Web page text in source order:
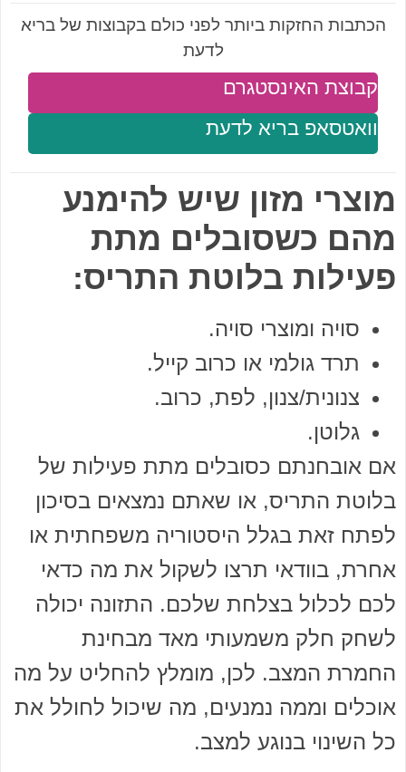
הכתבות החזקות ביותר לפני כולם בקבוצות של בריא
לדעת
וואטסאפ בריא לדעת
קבוצת האינסטגרם
מוצרי מזון שיש להימנע
מהם כשסובלים מתת
פעילות בלוטת התריס:
סויה ומוצרי סויה.
תרד גולמי או כרוב קייל.
צנונית/צנון, לפת, כרוב.
גלוטן.
אם אובחנתם כסובלים מתת פעילות של
בלוטת התריס, או שאתם נמצאים בסיכון
לפתח זאת בגלל היסטוריה משפחתית או
אחרת, בוודאי תרצו לשקול את מה כדאי
לכם לכלול בצלחת שלכם. התזונה יכולה
לשחק חלק משמעותי מאד מבחינת
החמרת המצב. לכן, מומלץ להחליט על מה
אוכלים וממה נמנעים, מה שיכול לחולל את
כל השינוי בנוגע למצב.